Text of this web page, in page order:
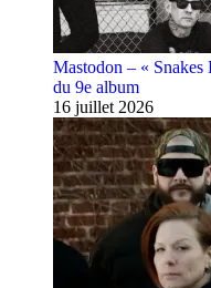
Mastodon – «
du 9e album
16 juillet 2026